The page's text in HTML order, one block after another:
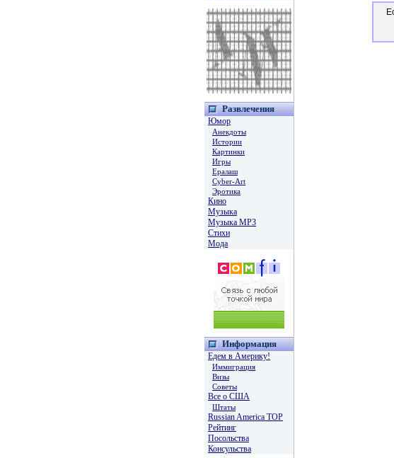
Развлечения
Юмор
Анекдоты
Истории
Картинки
Игры
Ералаш
Cyber-Art
Эротика
Кино
Музыка
Музыка MP3
Стихи
Мода
Информация
Едем в Америку!
Иммиграция
Визы
Советы
Все о США
Штаты
Russian America TOP
Рейтинг
Посольства
Консульства